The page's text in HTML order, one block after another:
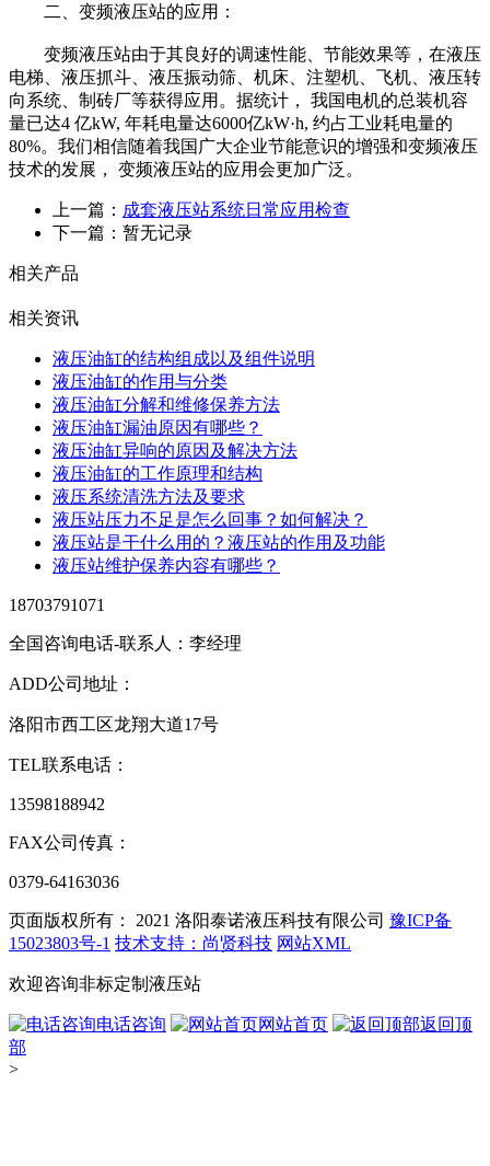
二、变频液压站的应用：
变频液压站由于其良好的调速性能、节能效果等，在液压
电梯、液压抓斗、液压振动筛、机床、注塑机、飞机、液压转
向系统、制砖厂等获得应用。据统计， 我国电机的总装机容
量已达4 亿kW, 年耗电量达6000亿kW·h, 约占工业耗电量的
80%。我们相信随着我国广大企业节能意识的增强和变频液压
技术的发展， 变频液压站的应用会更加广泛。
上一篇： 成套液压站系统日常应用检查
下一篇：暂无记录
相关产品
相关资讯
液压油缸的结构组成以及组件说明
液压油缸的作用与分类
液压油缸分解和维修保养方法
液压油缸漏油原因有哪些？
液压油缸异响的原因及解决方法
液压油缸的工作原理和结构
液压系统清洗方法及要求
液压站压力不足是怎么回事？如何解决？
液压站是干什么用的？液压站的作用及功能
液压站维护保养内容有哪些？
18703791071
全国咨询电话-联系人：李经理
ADD公司地址：
洛阳市西工区龙翔大道17号
TEL联系电话：
13598188942
FAX公司传真：
0379-64163036
页面版权所有： 2021 洛阳泰诺液压科技有限公司 豫ICP备
15023803号-1 技术支持：尚贤科技 网站XML
欢迎咨询非标定制液压站
电话咨询 网站首页
返回顶
部
>